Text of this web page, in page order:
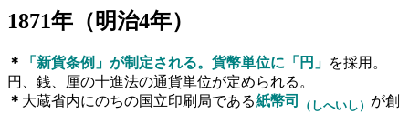
1871年（明治4年）
＊ 「新貨条例」が制定される。貨幣単位に「円」 を採用。
円、銭、厘の十進法の通貨単位が定められる。
＊ 大蔵省内にのちの国立印刷局である紙幣司 （しへいし） が創